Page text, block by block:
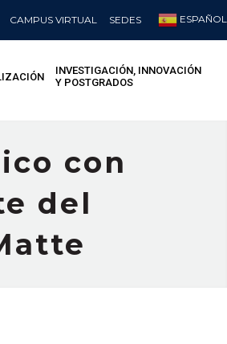
CAMPUS VIRTUAL SEDES ESPAÑOL
INVESTIGACIÓN, INNOVACIÓN
Y POSTGRADOS
con
del